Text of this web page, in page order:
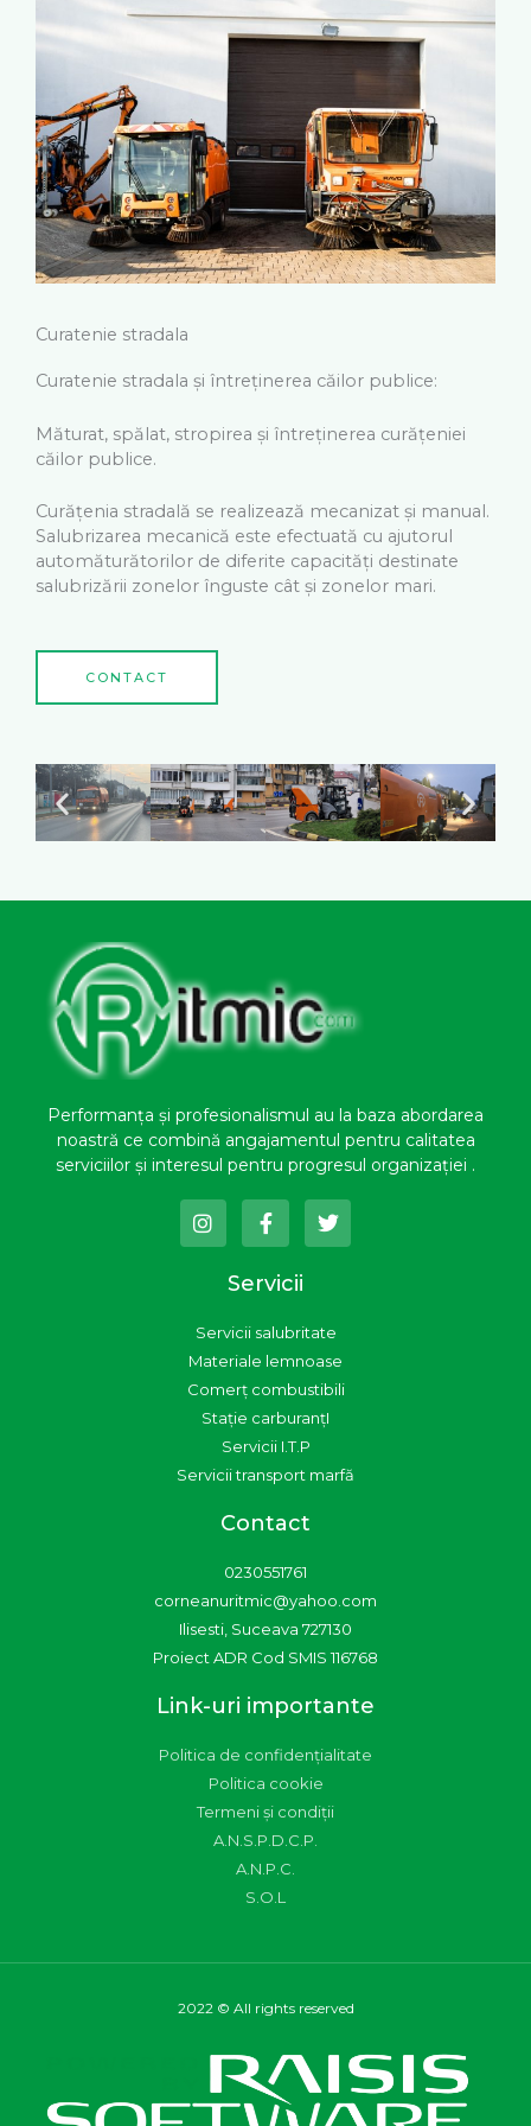
Curatenie stradala
Curatenie stradala și întreținerea căilor publice:
Măturat, spălat, stropirea și întreținerea curățeniei
căilor publice.
Curățenia stradală se realizează mecanizat și manual.
Salubrizarea mecanică este efectuată cu ajutorul
automăturătorilor de diferite capacități destinate
salubrizării zonelor înguste cât și zonelor mari.
CONTACT
Performanța și profesionalismul au la baza abordarea
noastră ce combină angajamentul pentru calitatea
serviciilor și interesul pentru progresul organizației .
I
n
s
r
a
F
a
c
e
b
o
k
f
T
w
i
r
Servicii
Servicii salubritate
Materiale lemnoase
Comerț combustibili
Stație carburanțI
Servicii I.T.P
Servicii transport marfă
Contact
0230551761
corneanuritmic@yahoo.com
Ilisesti, Suceava 727130
Proiect ADR Cod SMIS 116768
Link-uri importante
Politica de confidențialitate
Politica cookie
Termeni și condiții
A.N.S.P.D.C.P.
A.N.P.C.
S.O.L
2022 © All rights reserved